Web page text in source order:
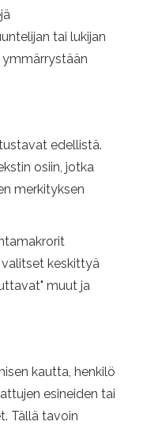
tai lukijan
edellistä.
osiin, jotka
merkityksen
keskittyä
muut ja
kautta, henkilö
esineiden tai
Tällä tavoin